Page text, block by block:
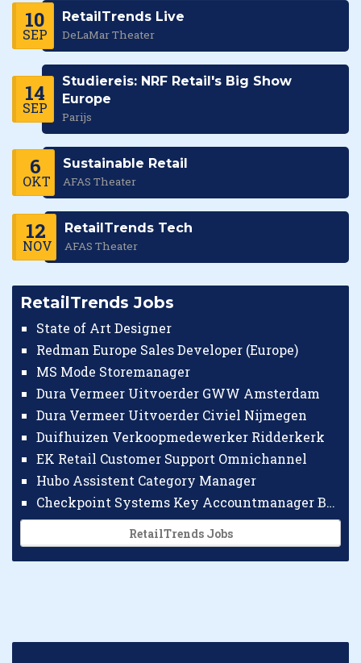
10
SEP
RetailTrends Live
DeLaMar Theater
14
SEP
Studiereis: NRF Retail's Big Show
Europe
Parijs
6
OKT
Sustainable Retail
AFAS Theater
12
NOV
RetailTrends Tech
AFAS Theater
RetailTrends Jobs
State of Art Designer
Redman Europe Sales Developer (Europe)
MS Mode Storemanager
Dura Vermeer Uitvoerder GWW Amsterdam
Dura Vermeer Uitvoerder Civiel Nijmegen
Duifhuizen Verkoopmedewerker Ridderkerk
EK Retail Customer Support Omnichannel
Hubo Assistent Category Manager
Checkpoint Systems Key Accountmanager Benelux
RetailTrends Jobs